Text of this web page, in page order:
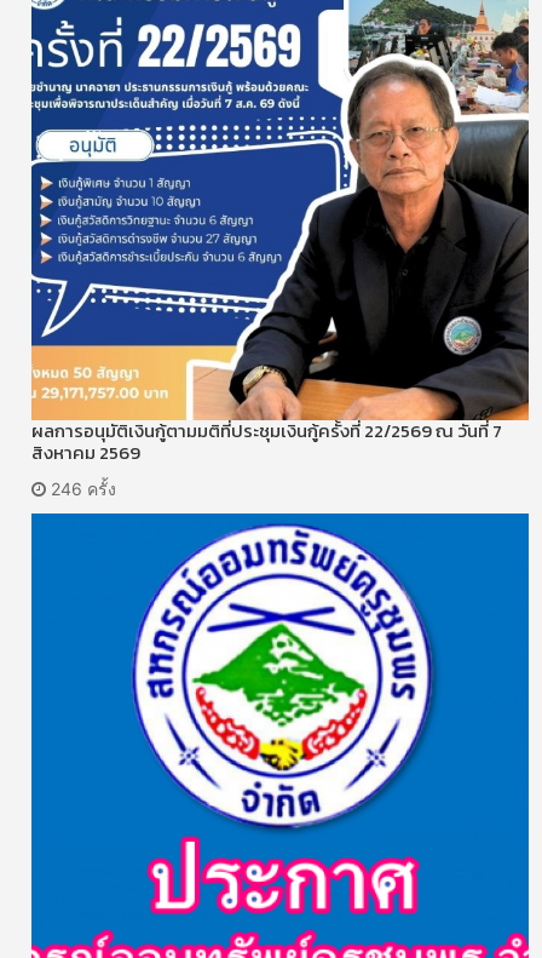
ผลการอนุมัติเงินกู้ตามมติที่ประชุมเงินกู้ครั้งที่ 22/2569 ณ วันที่ 7
สิงหาคม 2569
246 ครั้ง